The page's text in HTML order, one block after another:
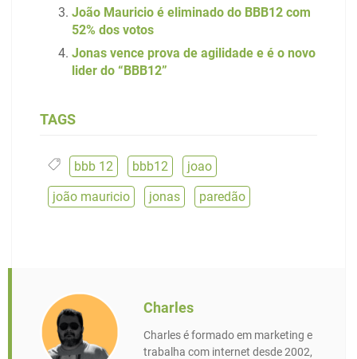
João Mauricio é eliminado do BBB12 com
52% dos votos
Jonas vence prova de agilidade e é o novo
lider do “BBB12”
TAGS
bbb 12 bbb12 joao
joão mauricio
jonas paredão
Charles
Charles é formado em marketing e
trabalha com internet desde 2002,